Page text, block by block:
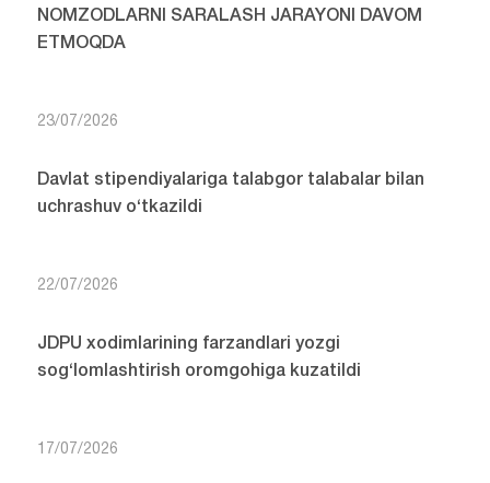
NOMZODLARNI SARALASH JARAYONI DAVOM
ETMOQDA
23/07/2026
Davlat stipendiyalariga talabgor talabalar bilan
uchrashuv o‘tkazildi
22/07/2026
JDPU xodimlarining farzandlari yozgi
sog‘lomlashtirish oromgohiga kuzatildi
17/07/2026